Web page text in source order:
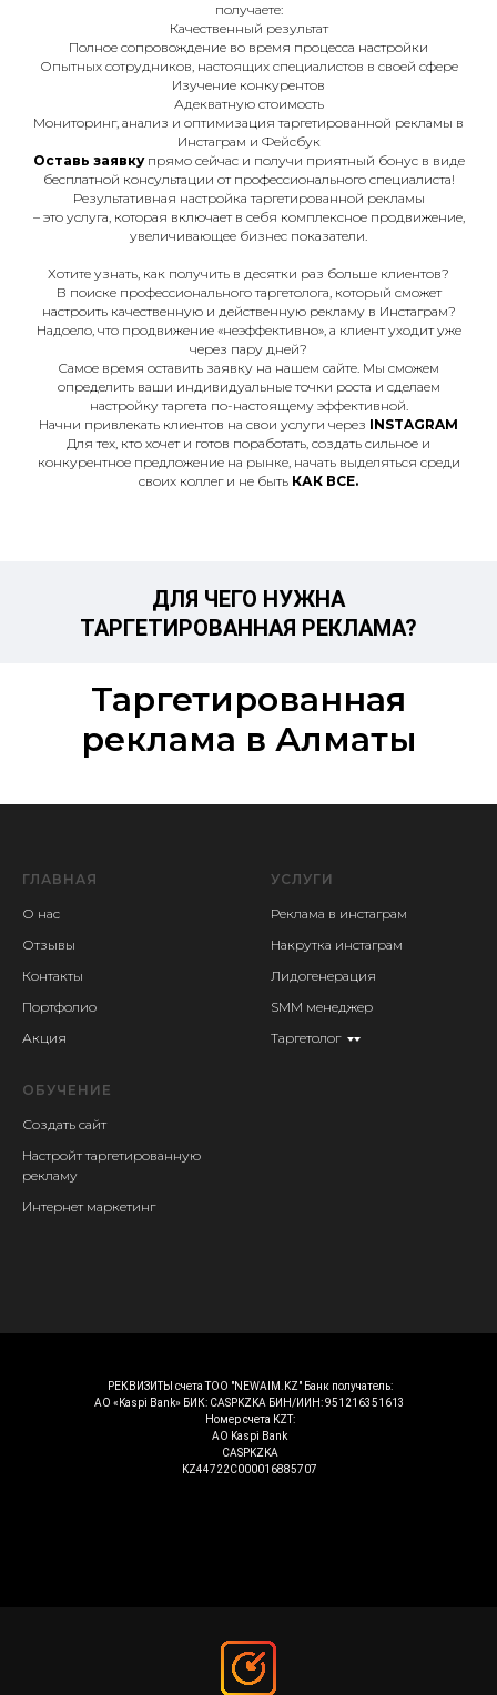
получаете:
Качественный результат
Полное сопровождение во время процесса настройки
Опытных сотрудников, настоящих специалистов в своей сфере
Изучение конкурентов
Адекватную стоимость
Мониторинг, анализ и оптимизация таргетированной рекламы в
Инстаграм и Фейсбук
Оставь заявку прямо сейчас и получи приятный бонус в виде
бесплатной консультации от профессионального специалиста!
Результативная настройка таргетированной рекламы
– это услуга, которая включает в себя комплексное продвижение,
увеличивающее бизнес показатели.
Хотите узнать, как получить в десятки раз больше клиентов?
В поиске профессионального таргетолога, который сможет
настроить качественную и действенную рекламу в Инстаграм?
Надоело, что продвижение «неэффективно», а клиент уходит уже
через пару дней?
Самое время оставить заявку на нашем сайте. Мы сможем
определить ваши индивидуальныеточки роста и сделаем
настройку таргета по-настоящему эффективной.
Начни привлекать клиентов на свои услуги через INSTAGRAM
Для тех, кто хочет и готов поработать, создать сильное и
конкурентное предложение на рынке, начать выделяться среди
своих коллег и не быть КАК ВСЕ.
ДЛЯ ЧЕГО НУЖНА
ТАРГЕТИРОВАННАЯ РЕКЛАМА?
Таргетированная
реклама в Алматы
ГЛАВНАЯ
О нас
Отзывы
Контакты
Портфолио
Акция
УСЛУГИ
Реклама в инстаграм
Накрутка инстаграм
Лидогенерация
SMM менеджер
Таргетолог
ОБУЧЕНИЕ
Создать сайт
Настройт таргетированную
рекламу
Интернет маркетинг
РЕКВИЗИТЫ счета ТОО "NEWAIM.KZ" Банк получатель:
АО «Kaspi Bank» БИК: CASPKZKA БИН/ИИН: 951216351613
Номер счета KZT:
АО Kaspi Bank
CASPKZKA
KZ44722C000016885707